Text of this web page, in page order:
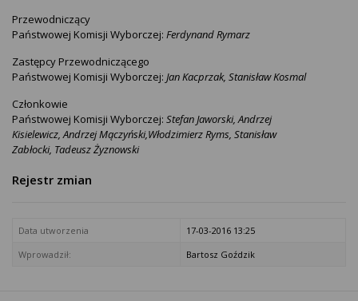
Przewodniczący
Państwowej Komisji Wyborczej: Ferdynand Rymarz
Zastępcy Przewodniczącego
Państwowej Komisji Wyborczej: Jan Kacprzak, Stanisław Kosmal
Członkowie
Państwowej Komisji Wyborczej: Stefan Jaworski,Andrzej
Kisielewicz,Andrzej Mączyński,Włodzimierz Ryms, Stanisław
Zabłocki, Tadeusz Żyznowski
Rejestr zmian
Data utworzenia
17-03-2016 13:25
Wprowadził:
Bartosz Goździk